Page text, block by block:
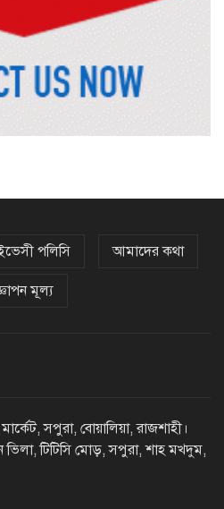
মেলার সমাপনী অনুষ্ঠান, ৬০
চলন্ত ট্রেনে উঠতে গিয়ে কাটা পড়ে
নিয়ে ভারতীয় হাইকমিশনের
জারি
পলিসি আমাদের কথা
মূল্য
সপুরা, বোয়ালিয়া, রাজশাহী।
ভিলা, টিটিসি মোড়, সপুরা, শাহ মখদুম,